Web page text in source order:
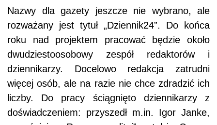
Nazwy dla gazety jeszcze nie wybrano, ale
rozważany jest tytuł „Dziennik24”. Do końca
roku nad projektem pracować będzie około
dwudziestoosobowy zespół redaktorów i
dziennikarzy. Docelowo redakcja zatrudni
więcej osób, ale na razie nie chce zdradzić ich
liczby. Do pracy ściągnięto dziennikarzy z
doświadczeniem: przyszedł m.in. Igor Janke,